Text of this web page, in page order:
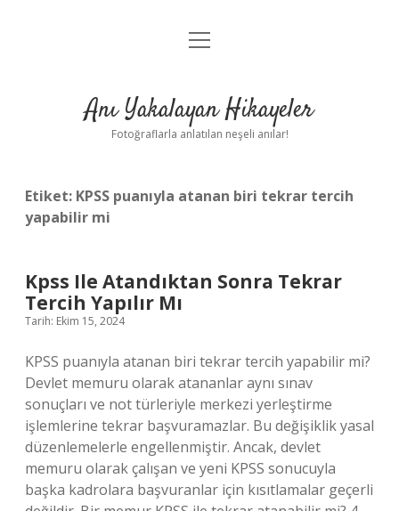
Anasayfa
Yasal Uyarı
menüyü
Anı Yakalayan Hikayeler
Fotoğraflarla anlatılan neşeli anılar!
Etiket: KPSS puanıyla atanan biri tekrar tercih
yapabilir mi
Kpss Ile Atandıktan Sonra Tekrar
Tercih Yapılır Mı
Tarih: Ekim 15, 2024
KPSS puanıyla atanan biri tekrar tercih yapabilir mi?
Devlet memuru olarak atananlar aynı sınav
sonuçları ve not türleriyle merkezi yerleştirme
işlemlerine tekrar başvuramazlar. Bu değişiklik yasal
düzenlemelerle engellenmiştir. Ancak, devlet
memuru olarak çalışan ve yeni KPSS sonucuyla
başka kadrolara başvuranlar için kısıtlamalar geçerli